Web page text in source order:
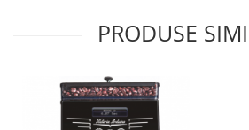
PRODUSE